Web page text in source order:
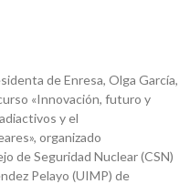
de Enresa, Olga García,
«Innovación, futuro y
y el
organizado
de Seguridad Nuclear (CSN)
Pelayo (UIMP) de